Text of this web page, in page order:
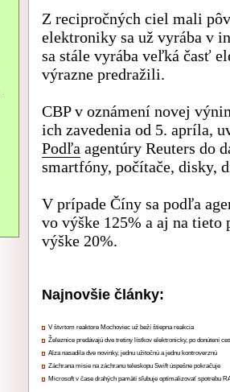
Z recipročných ciel mali
elektroniky sa už vyrába v
sa stále vyrába veľká časť
výrazne predražili.
CBP v oznámení novej
ich zavedenia od 5. apríla,
Podľa agentúry Reuters do
smartfóny, počítače, disky,
V prípade Číny sa podľa
vo výške 125% a aj na tieto
výške 20%.
Najnovšie články:
V štvrtom reaktore Mochoviec už beží štiepna reakcia
Železnice predávajú dve tretiny lístkov elektronicky, po donútení
Alza nasadila dve novinky, jednu užitočnú a jednu kontroverznú
Záchrana misie na záchranu teleskopu Swift úspešne pokračuje
Microsoft v čase drahých pamätí sľubuje optimalizovať spotrebu